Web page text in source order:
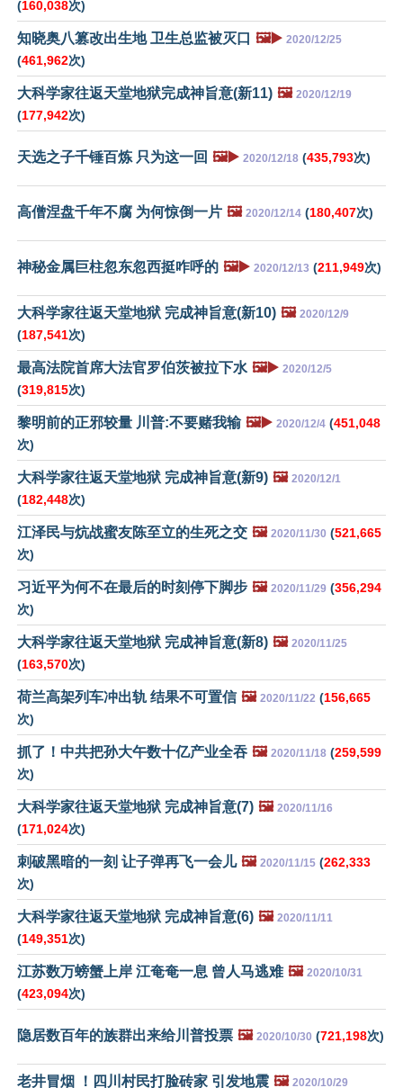
(160,038次)
知晓奥八篡改出生地 卫生总监被灭口 🖼️▶️ 2020/12/25
(461,962次)
大科学家往返天堂地狱完成神旨意(新11) 🖼️ 2020/12/19
(177,942次)
天选之子千锤百炼 只为这一回 🖼️▶️ 2020/12/18 (435,793次)
高僧涅盘千年不腐 为何惊倒一片 🖼️ 2020/12/14 (180,407次)
神秘金属巨柱忽东忽西挺咋呼的 🖼️▶️ 2020/12/13 (211,949次)
大科学家往返天堂地狱 完成神旨意(新10) 🖼️ 2020/12/9
(187,541次)
最高法院首席大法官罗伯茨被拉下水 🖼️▶️ 2020/12/5
(319,815次)
黎明前的正邪较量 川普:不要赌我输 🖼️▶️ 2020/12/4 (451,048
次)
大科学家往返天堂地狱 完成神旨意(新9) 🖼️ 2020/12/1
(182,448次)
江泽民与炕战蜜友陈至立的生死之交 🖼️ 2020/11/30 (521,665
次)
习近平为何不在最后的时刻停下脚步 🖼️ 2020/11/29 (356,294
次)
大科学家往返天堂地狱 完成神旨意(新8) 🖼️ 2020/11/25
(163,570次)
荷兰高架列车冲出轨 结果不可置信 🖼️ 2020/11/22 (156,665
次)
抓了！中共把孙大午数十亿产业全吞 🖼️ 2020/11/18 (259,599
次)
大科学家往返天堂地狱 完成神旨意(7) 🖼️ 2020/11/16
(171,024次)
刺破黑暗的一刻 让子弹再飞一会儿 🖼️ 2020/11/15 (262,333
次)
大科学家往返天堂地狱 完成神旨意(6) 🖼️ 2020/11/11
(149,351次)
江苏数万螃蟹上岸 江奄奄一息 曾人马逃难 🖼️ 2020/10/31
(423,094次)
隐居数百年的族群出来给川普投票 🖼️ 2020/10/30 (721,198次)
老井冒烟 ！四川村民打脸砖家 引发地震 🖼️ 2020/10/29